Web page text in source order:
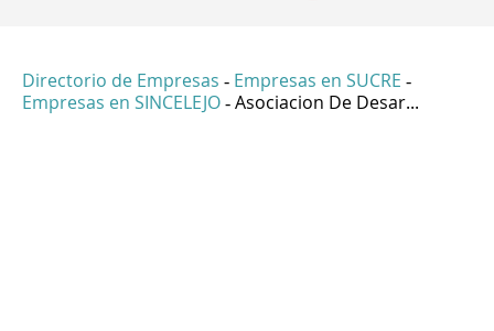
Directorio de Empresas - Empresas en SUCRE -
Empresas en SINCELEJO - Asociacion De Desar...